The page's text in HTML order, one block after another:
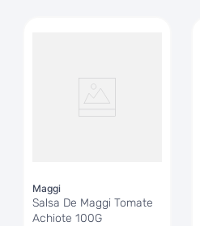
Maggi
Salsa De Maggi Tomate
Achiote 100G